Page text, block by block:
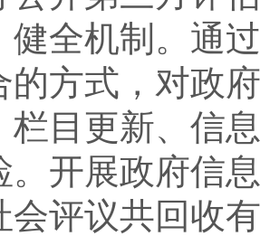
健全机制。通
的方式，对政
栏目更新、信
。开展政府信
会评议共回收